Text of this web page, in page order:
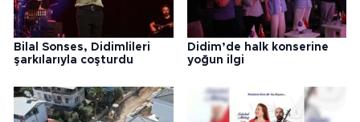
Bilal Sonses, Didimlileri
şarkılarıyla coşturdu
Didim’de halk konserine
yoğun ilgi